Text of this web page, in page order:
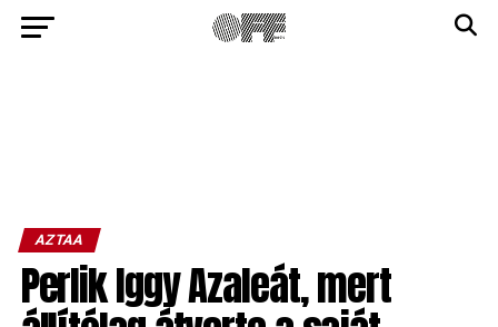
AZTAA
Perlik Iggy Azaleát, mert